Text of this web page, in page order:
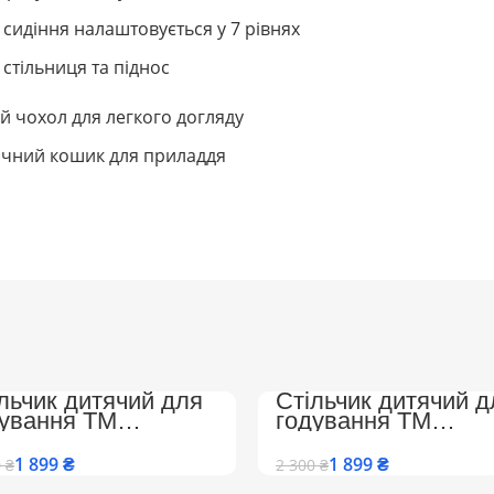
налаштовується у 7 рівнях
та піднос
чохол для легкого догляду
кошик для приладдя
дитячий для
ТМ
з підніжкою
(CK-1692Beige)
₴1 899₴
Стільчик дитячий
годування ТМ
Colombokid з
та регульованою
спинкою (CK-1692)
2 300₴1 899₴